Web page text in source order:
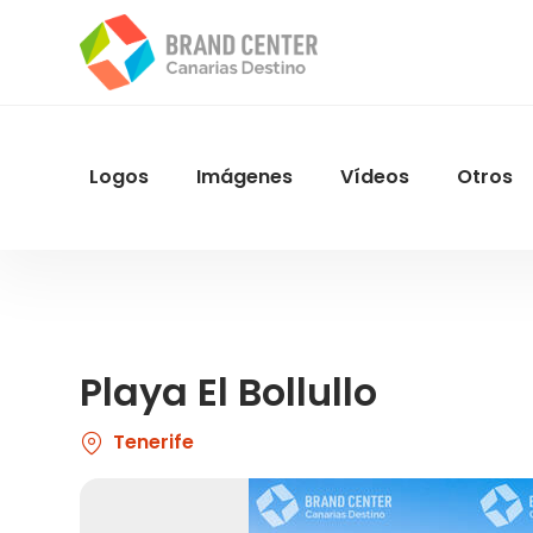
contenido
Menu
Logos Imágenes Vídeos Otros
Playa El Bollullo
Tenerife